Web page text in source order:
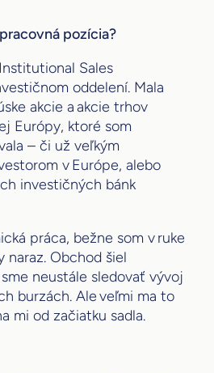
pozícia?
Sales
oddelení. Mala
akcie a akcie trhov
Európy, ktoré som
– či už veľkým
v Európe, alebo
investičných bánk
práca, bežne som v ruke
Obchod šiel
neustále sledovať vývoj
burzách. Ale veľmi ma to
mi od začiatku sadla.